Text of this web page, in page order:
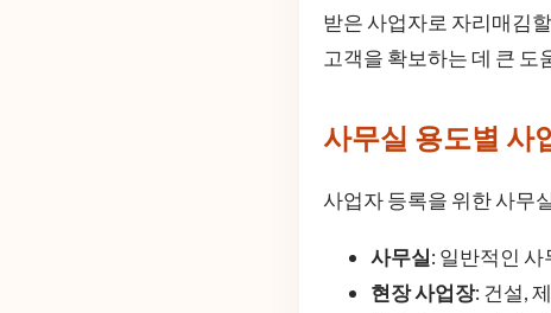
받은 사업자로 자리매김
고객을 확보하는 데 큰 도
사무실 용도별 사
사업자 등록을 위한 사무
사무실: 일반적인
현장 사업장: 건설,